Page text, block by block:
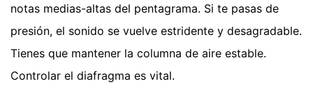
notas medias-altas del pentagrama. Si te pasas de
presión, el sonido se vuelve estridente y desagradable.
Tienes que mantener la columna de aire estable.
Controlar el diafragma es vital.